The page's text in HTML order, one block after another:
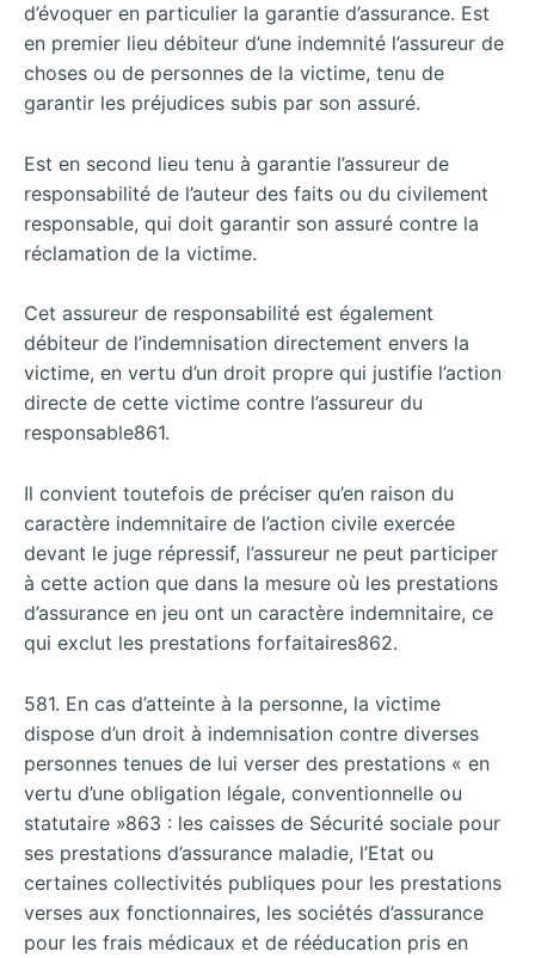
d’évoquer en particulier la garantie d’assurance. Est
en premier lieu débiteur d’une indemnité l’assureur de
choses ou de personnes de la victime, tenu de
garantir les préjudices subis par son assuré.
Est en second lieu tenu à garantie l’assureur de
responsabilité de l’auteur des faits ou du civilement
responsable, qui doit garantir son assuré contre la
réclamation de la victime.
Cet assureur de responsabilité est également
débiteur de l’indemnisation directement envers la
victime, en vertu d’un droit propre qui justifie l’action
directe de cette victime contre l’assureur du
responsable861.
Il convient toutefois de préciser qu’en raison du
caractère indemnitaire de l’action civile exercée
devant le juge répressif, l’assureur ne peut participer
à cette action que dans la mesure où les prestations
d’assurance en jeu ont un caractère indemnitaire, ce
qui exclut les prestations forfaitaires862.
581. En cas d’atteinte à la personne, la victime
dispose d’un droit à indemnisation contre diverses
personnes tenues de lui verser des prestations « en
vertu d’une obligation légale, conventionnelle ou
statutaire »863 : les caisses de Sécurité sociale pour
ses prestations d’assurance maladie, l’Etat ou
certaines collectivités publiques pour les prestations
verses aux fonctionnaires, les sociétés d’assurance
pour les frais médicaux et de rééducation pris en